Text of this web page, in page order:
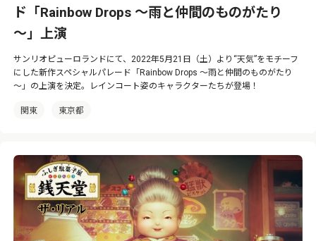
ド「Rainbow Drops ～雨と仲間のものがたり
～」上演
サンリオピューロランドにて、2022年5月21日（土）より“天気”をモチーフ
にした新作スペシャルパレード「Rainbow Drops ～雨と仲間のものがたり
～」の上演を決定。レインコート姿のキャラクターたちが登場！
関東 東京都